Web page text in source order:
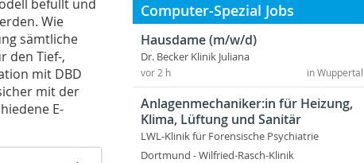
befüllt und
Wie
sämtliche
den Tief-,
mit DBD
mit der
E-
Computer-Spezial Jobs
Hausdame (m/w/d)
Dr. Becker Klinik Juliana
in Wuppertal
vor 2 h
Anlagenmechaniker:in für Heizung,
Klima, Lüftung und Sanitär
LWL-Klinik für Forensische Psychiatrie
Dortmund - Wilfried-Rasch-Klinik